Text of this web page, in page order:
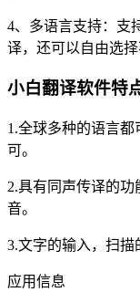
4、多语言支持：支
译，还可以自由选
小白翻译软件特
1.全球多种的语言
可。
2.具有同声传译的
音。
3.文字的输入，扫描
应用信息